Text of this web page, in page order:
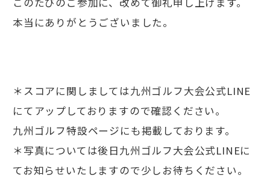
本当にありがとうございました。
＊スコアに関しましては九州ゴルフ大会公式LINE
にてアップしておりますので確認ください。
九州ゴルフ特設ページにも掲載しております。
＊写真については後日九州ゴルフ大会公式LINEに
てお知らせいたしますので少しお待ちください。